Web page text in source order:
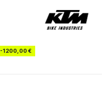
-1 200,00 €